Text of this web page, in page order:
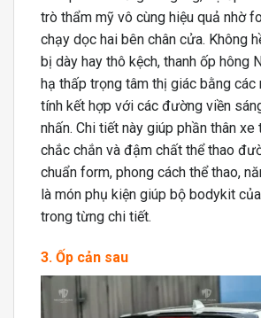
trò thẩm mỹ vô cùng hiệu quả nhờ
chạy dọc hai bên chân cửa. Không
bị dày hay thô kệch, thanh ốp hông
hạ thấp trọng tâm thị giác bằng các
tính kết hợp với các đường viền
nhấn. Chi tiết này giúp phần thân xe
chắc chắn và đậm chất thể thao
chuẩn form, phong cách thể thao,
là món phụ kiện giúp bộ bodykit
trong từng chi tiết.
3. Ốp cản sau